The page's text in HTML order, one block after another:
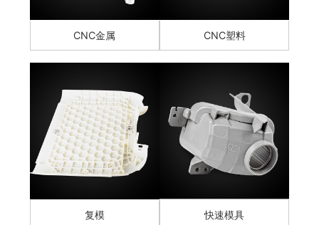
CNC金属 CNC塑料
复模 快速模具